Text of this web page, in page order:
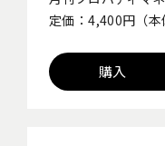
定価：4,400円（本
購入